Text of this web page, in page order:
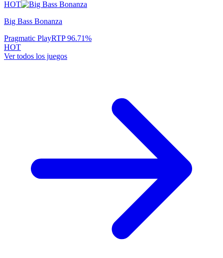
HOT
Big Bass Bonanza
Pragmatic PlayRTP96.71%
HOT
Ver todos los juegos